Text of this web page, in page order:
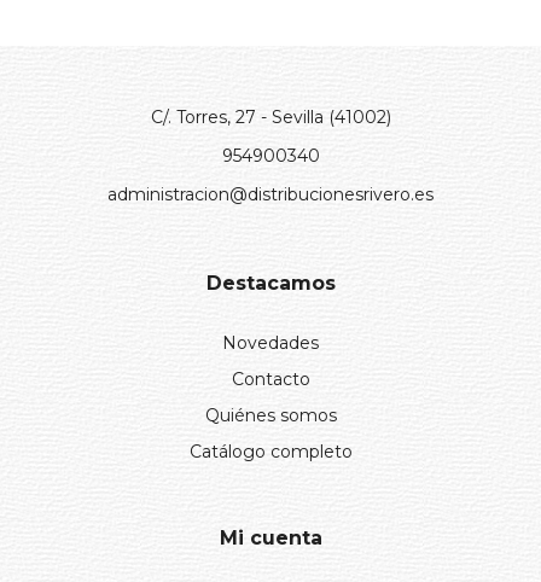
C/. Torres, 27 - Sevilla (41002)
954900340
administracion@distribucionesrivero.es
Destacamos
Novedades
Contacto
Quiénes somos
Catálogo completo
Mi cuenta